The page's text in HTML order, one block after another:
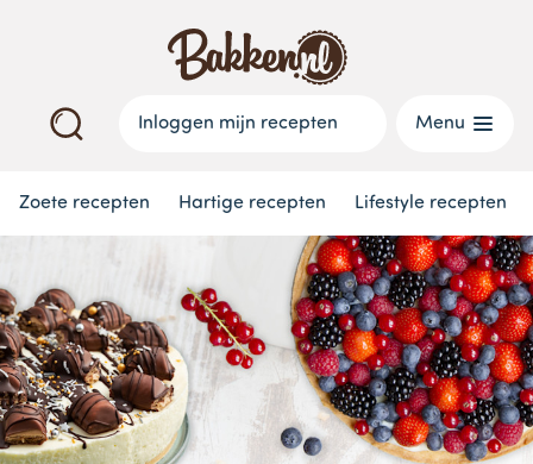
Inloggen mijn recepten Menu
Zoete recepten Hartige recepten Lifestyle recepten